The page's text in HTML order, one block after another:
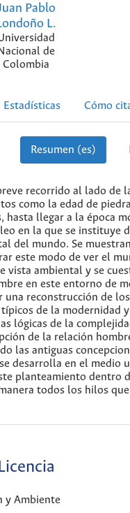
Pablo
L.
Nacional de
Colombia
Estadísticas Cómo
Resumen (es)
recorrido al lado de
como la edad de
hasta llegar a la época
en la que se instituye
del mundo. Se
este modo de ver el
vista ambiental y se
en este entorno de
una reconstrucción de
de la modernidad
lógicas de la
de la relación
las antiguas
desarrolla en el medio
planteamiento dentro
todos los hilos
y Ambiente